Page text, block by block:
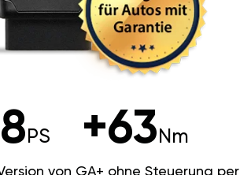
PS +63Nm
von GA+ ohne Steuerung per